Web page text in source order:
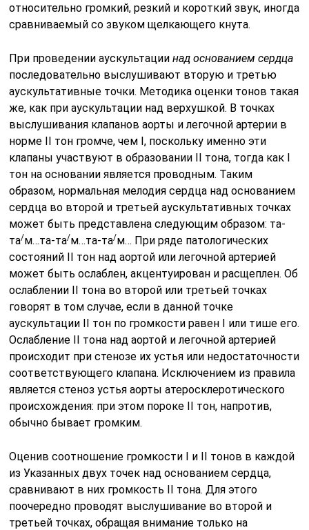
относительно громкий, резкий и короткий звук, иногда
сравни­ваемый со звуком щелкающего кнута.
При проведении аускультациинад основанием сердца
последо­вательно выслушивают вторую и третью
аускультативные точки. Методика оценки тонов такая
же, как при аускультации над верхуш­кой. В точках
выслушивания клапанов аорты и легочной артерии в
норме II тон громче, чем I, поскольку именно эти
клапаны участвуют в образовании II тона, тогда как I
тон на основании явля­ется проводным. Таким
образом, нормальная мелодия сердца над ос­нованием
сердца во второй и третьей аускультативных точках
может быть представлена следующим образом: та-
та/м…та-та/м…та-та/м… При ряде патологических
состояний II тон над аортой или легочной артерией
может быть ослаблен, акцентуирован и расщеплен. Об
ос­лаблении II тона во второй или третьей точках
говорят в том случае, если в данной точке
аускультации II тон по громкости равен I или тише его.
Ослабление II тона над аортой и легочной артерией
происходит при стенозе их устья или недостаточности
соответствую­щего клапана. Исключением из правила
является стеноз устья аорты атеросклеротического
происхождения: при этом пороке II тон, напро­тив,
обычно бывает громким.
Оценив соотношение громкости I и II тонов в каждой
из Указанных двух точек над основанием сердца,
сравнивают в них громкость II тона. Для этого
поочередно проводят выслушивание во второй и
третьей точках, обращая внимание только на